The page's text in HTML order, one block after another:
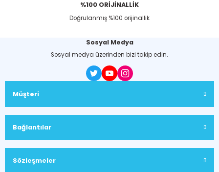
%100 ORİJİNALLİK
Doğrulanmış %100 orijinallik
Sosyal Medya
Sosyal medya üzerinden bizi takip edin.
Müşteri
Bağlantılar
Sözleşmeler